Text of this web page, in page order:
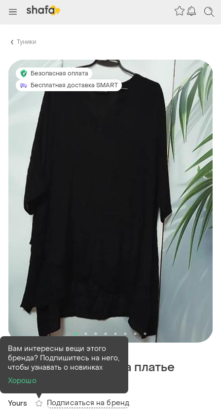
Туники
Безопасная оплата
Бесплатная доставка SMART
В наличии1 шт
Сток новичка туника платье
евр.24 батал
Yours
Вам интересны вещи этого
бренда? Подпишитесь на него,
чтобы узнавать о новинках
Хорошо
Подписаться на бренд